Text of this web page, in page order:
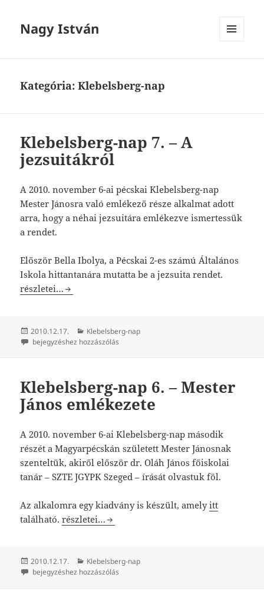
Nagy István
Kategória:Klebelsberg-nap
Klebelsberg-nap 7. – A
jezsuitákról
A 2010. november 6-ai pécskai Klebelsberg-nap
Mester Jánosra való emlékező része alkalmat adott
arra, hogy a néhai jezsuitára emlékezve ismertessük
a rendet.
Először Bella Ibolya, a Pécskai 2-es számú Általános
Iskola hittantanára mutatta be a jezsuita rendet.
Klebelsberg-nap 7. – A jezsuitákról
részletei…
Közzétéve
2010.12.17. Kategória
Klebelsberg-nap
Klebelsberg-nap 7. – A jezsuitákról
bejegyzéshez hozzászólás
Klebelsberg-nap 6. – Mester
János emlékezete
A 2010. november 6-ai Klebelsberg-nap második
részét a Magyarpécskán született Mester Jánosnak
szenteltük, akiről először dr. Oláh János főiskolai
tanár – SZTE JGYPK Szeged – írását olvastuk föl.
Az alkalomra egy kiadvány is készült, amelyitt
található.Klebelsberg-nap 6. – Mester János emlékezete
részletei…
Közzétéve
2010.12.17. Kategória
Klebelsberg-nap
Klebelsberg-nap 6. – Mester János emlékezete
bejegyzéshez hozzászólás